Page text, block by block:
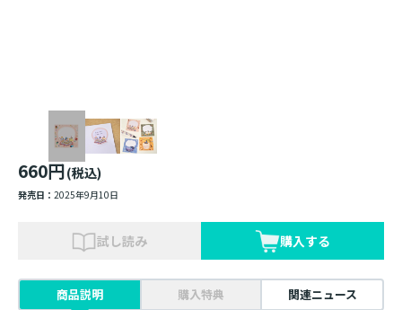
660円(税込)
発売日： 2025年9月10日
試し読み 購入する
商品説明 購入特典 関連ニュース